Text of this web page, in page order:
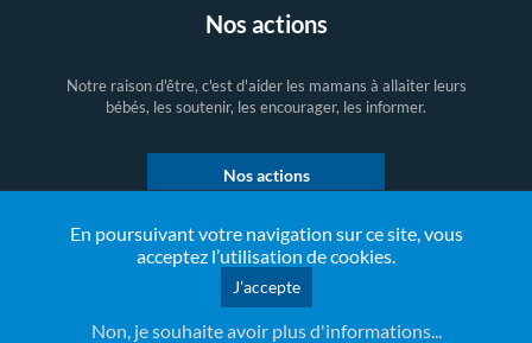
En poursuivant votre navigation sur ce site, vous
acceptez l’utilisation de cookies.
J'accepte
Non, je souhaite avoir plus d'informations...
Nos actions
Notre raison d'être, c'est d'aider les mamans à allaiter leurs
bébés, les soutenir, les encourager, les informer.
Nos actions
web emediacom - Lille